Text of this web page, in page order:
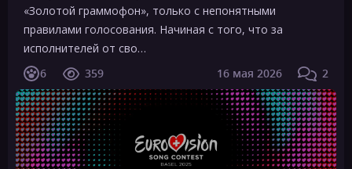
«Золотой граммофон», только с непонятными
правилами голосования. Начиная с того, что за
исполнителей от сво…
6
359 16 мая 2026 2